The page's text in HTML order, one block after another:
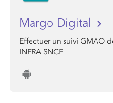
Margo Digital
Effectuer un suivi GMAO
INFRA SNCF